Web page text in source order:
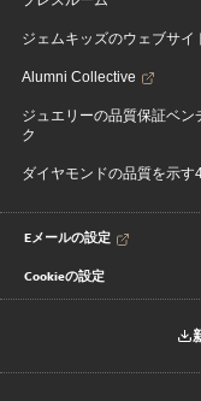
ジェムキッズのウェブサイ
Alumni Collective
ジュエリーの品質保証ベン
ク
ダイヤモンドの品質を示す
Eメールの設定
Cookieの設定